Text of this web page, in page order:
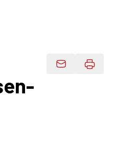
Produktdaten